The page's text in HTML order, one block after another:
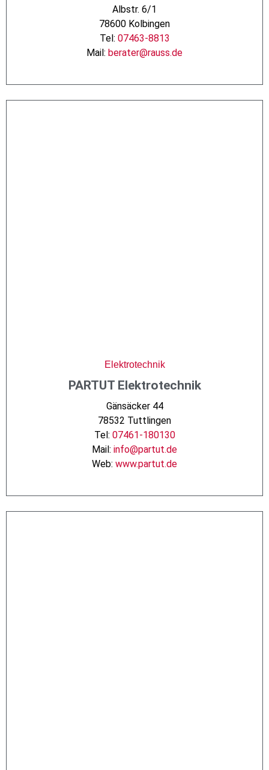
Albstr. 6/1
78600 Kolbingen
Tel: 07463-8813
Mail: berater@rauss.de
Elektrotechnik
PARTUT Elektrotechnik
Gänsäcker 44
78532 Tuttlingen
Tel: 07461-180130
Mail: info@partut.de
Web: www.partut.de